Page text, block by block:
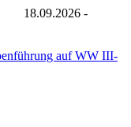
18.09.2026 -
auf WW III-